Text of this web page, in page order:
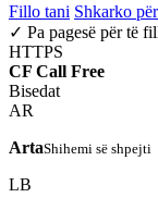
Fillo tani Shkarko
✓ Pa pagesë për të
HTTPS
CF Call Free
Bisedat
AR
ArtaShihemi së shpejti
LB